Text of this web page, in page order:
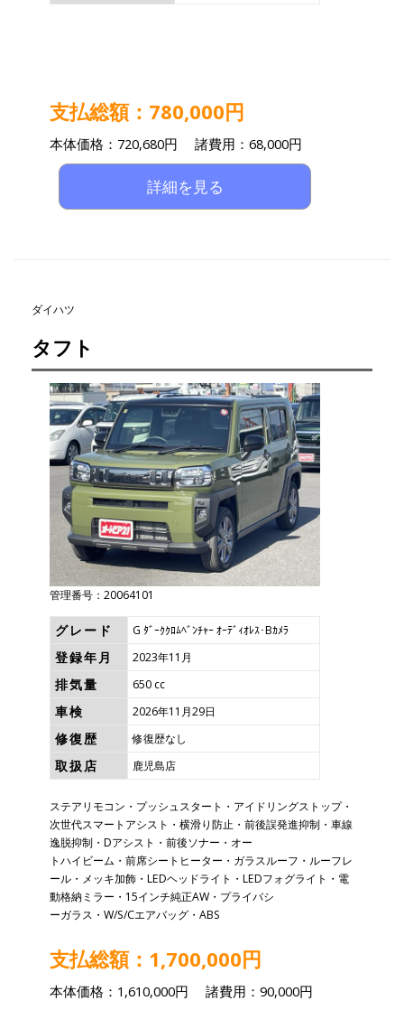
支払総額：780,000円
本体価格：720,680円 諸費用：68,000円
詳細を見る
ダイハツ
タフト
管理番号：20064101
グレード G ﾀﾞｰｸｸﾛﾑﾍﾞﾝﾁｬｰ ｵｰﾃﾞｨｵﾚｽ･Bｶﾒﾗ
登録年月 2023年11月
排気量 650 cc
車検 2026年11月29日
修復歴 修復歴なし
取扱店 鹿児島店
ステアリモコン・プッシュスタート・アイドリングストップ・
次世代スマートアシスト・横滑り防止・前後誤発進抑制・車線
逸脱抑制・Dアシスト・前後ソナー・オー
トハイビーム・前席シートヒーター・ガラスルーフ・ルーフレ
ール・メッキ加飾・LEDヘッドライト・LEDフォグライト・電
動格納ミラー・15インチ純正AW・プライバシ
ーガラス・W/S/Cエアバッグ・ABS
支払総額：1,700,000円
本体価格：1,610,000円 諸費用：90,000円